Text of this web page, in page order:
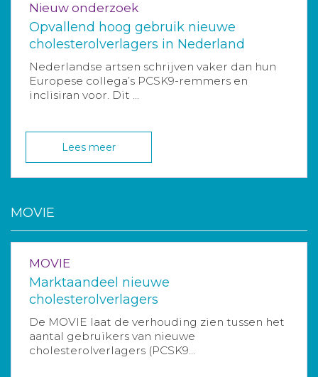
Nieuw onderzoek
Opvallend hoog gebruik nieuwe
cholesterolverlagers in Nederland
Nederlandse artsen schrijven vaker dan hun
Europese collega’s PCSK9-remmers en
inclisiran voor. Dit ...
Lees meer
MOVIE
MOVIE
Marktaandeel nieuwe
cholesterolverlagers
De MOVIE laat de verhouding zien tussen het
aantal gebruikers van nieuwe
cholesterolverlagers (PCSK9...